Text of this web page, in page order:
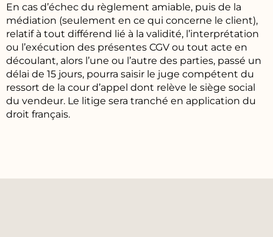
En cas d’échec du règlement amiable, puis de la
médiation (seulement en ce qui concerne le client),
relatif à tout différend lié à la validité, l’interprétation
ou l’exécution des présentes CGV ou tout acte en
découlant, alors l’une ou l’autre des parties, passé un
délai de 15 jours, pourra saisir le juge compétent du
ressort de la cour d’appel dont relève le siège social
du vendeur. Le litige sera tranché en application du
droit français.